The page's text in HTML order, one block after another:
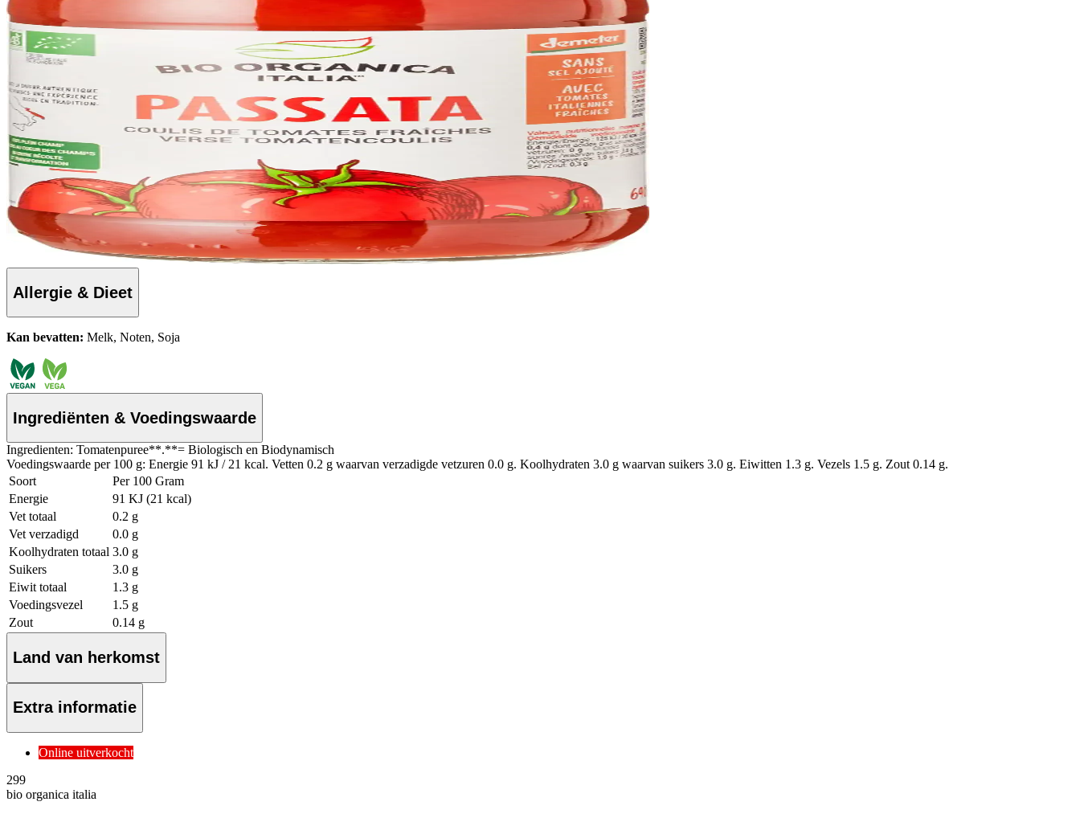
Allergie & Dieet
Kan bevatten: Melk, Noten, Soja
Ingrediënten & Voedingswaarde
Ingredienten: Tomatenpuree**.**= Biologisch en Biodynamisch
Voedingswaarde per 100 g: Energie 91 kJ / 21 kcal. Vetten 0.2 g waarvan verzadigde vetzuren 0.0 g. Koolhydraten 3.0 g waarvan suikers 3.0 g. Eiwitten 1.3 g. Vezels 1.5 g. Zout 0.14 g.
Soort
Per 100 Gram
Energie
91 KJ (21 kcal)
Vet totaal
0.2 g
Vet verzadigd
0.0 g
Koolhydraten totaal 3.0 g
Suikers
3.0 g
Eiwit totaal
1.3 g
Voedingsvezel
1.5 g
Zout
0.14 g
Land van herkomst
Extra informatie
Online uitverkocht
299
bio organica italia